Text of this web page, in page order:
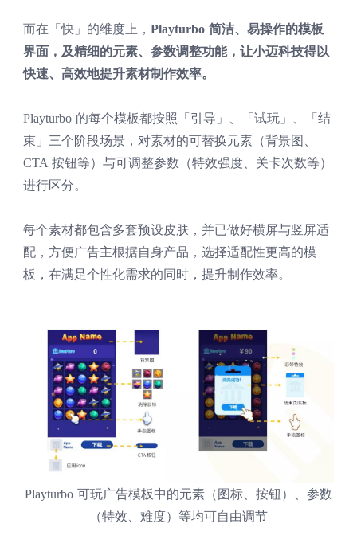
而在「快」的维度上， Playturbo 简洁、易操作的模板
界面，及精细的元素、参数调整功能，让小迈科技得以
快速、高效地提升素材制作效率。
Playturbo 的每个模板都按照「引导」、「试玩」、「结
束」三个阶段场景，对素材的可替换元素（背景图、
CTA 按钮等）与可调整参数（特效强度、关卡次数等）
进行区分。
每个素材都包含多套预设皮肤，并已做好横屏与竖屏适
配，方便广告主根据自身产品，选择适配性更高的模
板，在满足个性化需求的同时，提升制作效率。
Playturbo 可玩广告模板中的元素（图标、按钮）、参数
（特效、难度）等均可自由调节